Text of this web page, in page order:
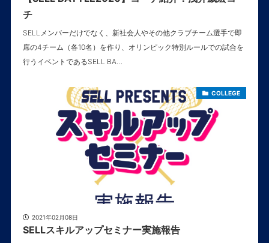
チ
SELLメンバーだけでなく、新社会人やその他クラブチーム選手で即
席の4チーム（各10名）を作り、オリンピック特別ルールでの試合を
行うイベントであるSELL BA…
COLLEGE
2021年02月08日
SELLスキルアップセミナー実施報告